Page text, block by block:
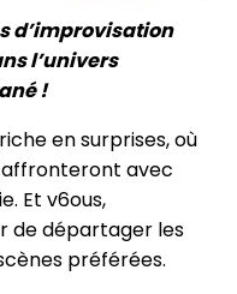
d’improvisation
l’univers
!
en surprises, où
avec
Et v6ous,
de départager les
préférées.